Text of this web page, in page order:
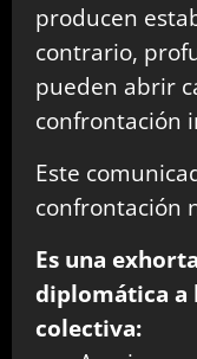
producen
contrario,
pueden abrir
confrontación
Este
confrontación
Es una
diplomática a
colectiva: